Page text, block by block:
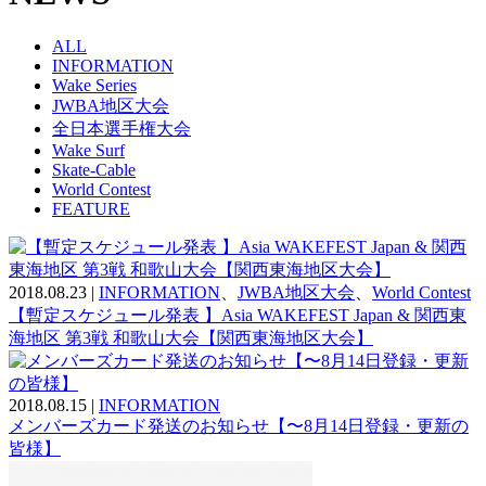
ALL
INFORMATION
Wake Series
JWBA地区大会
全日本選手権大会
Wake Surf
Skate-Cable
World Contest
FEATURE
2018.08.23 | INFORMATION JWBA地区大会
World Contest
【暫定スケジュール発表 】Asia WAKEFEST Japan & 関西東
海地区 第3戦 和歌山大会【関西東海地区大会】
2018.08.15 | INFORMATION
メンバーズカード発送のお知らせ【〜8月14日登録・更新の
皆様】